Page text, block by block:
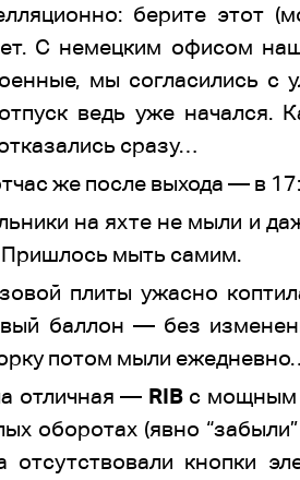
берите этот
С немецким офисом
мы согласились с
ведь уже начался.
сразу…
же после выхода — в
на яхте не мыли и
Пришлось мыть самим.
плиты ужасно
баллон — без
потом мыли
отличная — RIBс мощным
оборотах (явно
отсутствовали кнопки